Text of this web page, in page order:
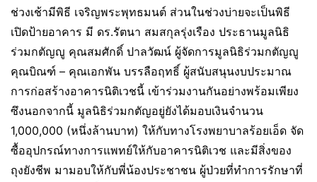
ช่วงเช้ามีพิธี เจริญพระพุทธมนต์ ส่วนในช่วงบ่ายจะเป็นพิธี
เปิดป้ายอาคาร มี ดร.รัตนา สมสกุลรุ่งเรือง ประธานมูลนิธิ
ร่วมกตัญญู คุณสมศักดิ์ ปาลวัฒน์ ผู้จัดการมูลนิธิร่วมกตัญญู
คุณบิณฑ์ – คุณเอกพัน บรรลือฤทธิ์ ผู้สนับสนุนงบประมาณ
การก่อสร้างอาคารนิติเวชนี้ เข้าร่วมงานกันอย่างพร้อมเพียง
ซึงนอกจากนี้ มูลนิธิร่วมกตัญอยู่ยังได้มอบเงินจำนวน
1,000,000 (หนึ่งล้านบาท) ให้กับทางโรงพยาบาลร้อยเอ็ด จัด
ซื้ออุปกรณ์ทางการแพทย์ให้กับอาคารนิติเวช และมีสิ่งของ
ถุงยังชีพ มามอบให้กับพี่น้องประชาชน ผู้ป่วยที่ทำการรักษาที่